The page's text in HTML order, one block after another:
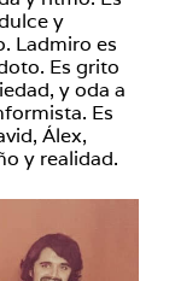
y
Ladmiro es
Es grito
y oda a
Es
Álex,
y realidad.